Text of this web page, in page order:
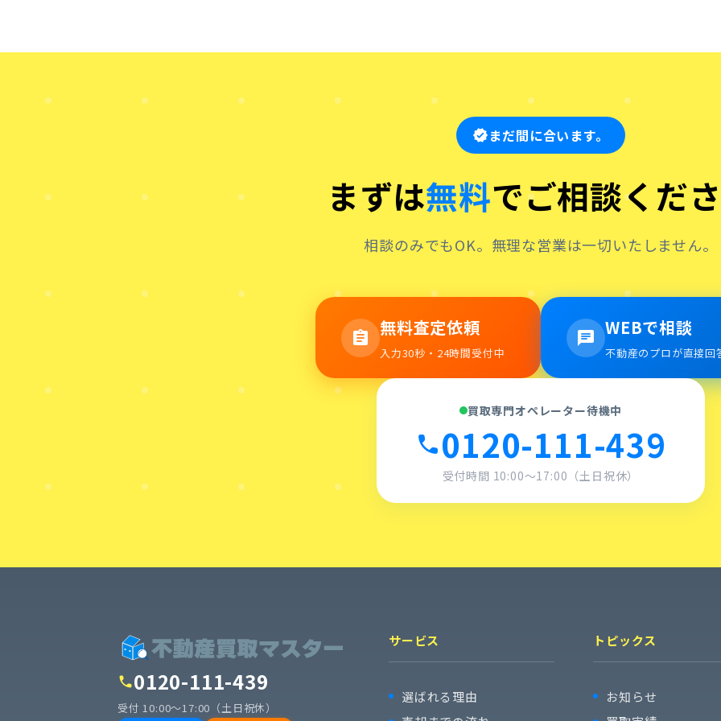
verified まだ間に合います。
まずは無料でご相談くだ
相談のみでもOK。 無理な営業は一切いたしません。
assignment 無料査定依頼
入力30秒・24時間受付中
chat WEBで相談
不動産のプロが直接回
買取専門オペレーター待機中
call0120-111-439
受付時間 10:00〜17:00（土日祝休）
call0120-111-439
受付 10:00〜17:00（土日祝休）
サービス
選ばれる理由
トピックス
お知らせ